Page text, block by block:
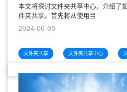
本文将探讨文件夹共享中心，介绍了
件夹共享。首先将从使用目
2024-06-05
文件夹共享 文件夹共享中心